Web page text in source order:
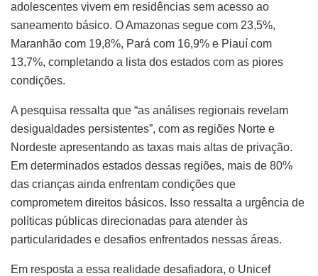
adolescentes vivem em residências sem acesso ao
saneamento básico. O Amazonas segue com 23,5%,
Maranhão com 19,8%, Pará com 16,9% e Piauí com
13,7%, completando a lista dos estados com as piores
condições.
A pesquisa ressalta que “as análises regionais revelam
desigualdades persistentes”, com as regiões Norte e
Nordeste apresentando as taxas mais altas de privação.
Em determinados estados dessas regiões, mais de 80%
das crianças ainda enfrentam condições que
comprometem direitos básicos. Isso ressalta a urgência de
políticas públicas direcionadas para atender às
particularidades e desafios enfrentados nessas áreas.
Em resposta a essa realidade desafiadora, o Unicef